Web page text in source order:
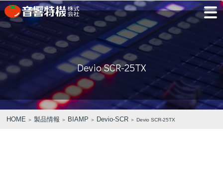
EN
PRODUCTS
製品情報
⾳響特機の特長
CONCEPT
⾳響特機の特長
特
機
特
モ
ル
ル
ム
PICK UP TRAINING
COMPANY
企業情報
概
要
営
所
社
沿
革
採
情
報
Devio SCR-25TX
HOME ＞製品情報 ＞ BIAMP ＞ Devio-SCR ＞ Devio SCR-25TX